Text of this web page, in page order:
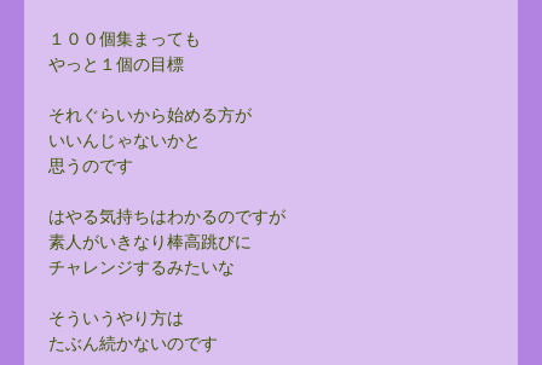
１００個集まっても
やっと１個の目標
それぐらいから始める方が
いいんじゃないかと
思うのです
はやる気持ちはわかるのですが
素人がいきなり棒高跳びに
チャレンジするみたいな
そういうやり方は
たぶん続かないのです